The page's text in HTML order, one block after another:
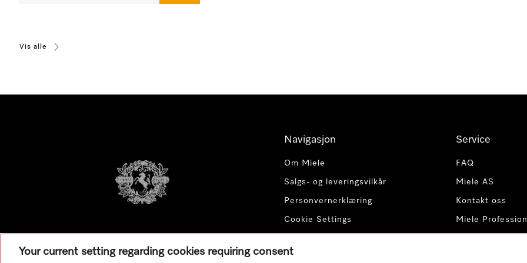
Vis alle
Navigasjon
Om Miele
Salgs- og leveringsvilkår
Personvernerklæring
Cookie Settings
Service
FAQ
Miele AS
Kontakt oss
Miele
Your current setting regarding cookies requiring consent